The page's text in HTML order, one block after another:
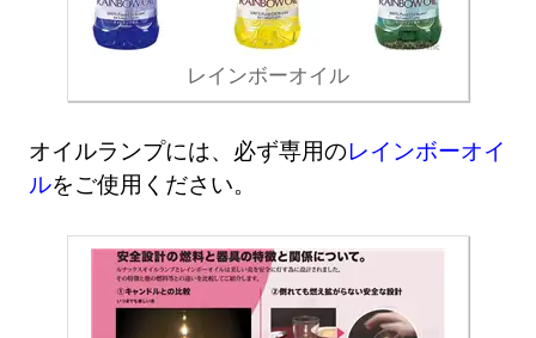
レインボーオイル
オイルランプには、必ず専用のレインボーオイ
ルをご使用ください。